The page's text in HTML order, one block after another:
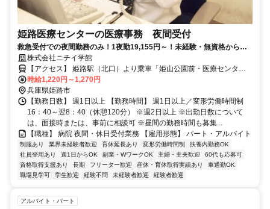
姫路医療センターの医療事務 夜間受付
救急受付での夜間勤務のみ！1夜勤19,155円～！未経験・無資格からの
お仕事スタートもOK！学生歓迎！
株式会社ニチイ学館
【アクセス】 姫路駅（北口）より乗車「姫山公園前・医療センタ
ー・美術館前」下車（約10分） ■住 所 兵庫県 姫路市 本町68番地 ■ア
クセス 姫路駅（北口）より乗車「姫山公園前・医療センター・美術
館前」下車（約10分）
時給1,220円～1,270円
兵庫県姫路市
【勤務日数】 週1日以上 【勤務時間】 週1日以上／変形労働時間制
16：40～翌8：40（休憩120分） ※週2日以上 ※出勤日数について
は、面接時または、事前に相談可 ※昼間の勤務時間も募集...
【職種】 病院 夜間・休日受付業務 【雇用形態】 パート・アルバイト
制服あり 業界未経験者歓迎 育休延長あり 変形労働時間制
扶養内勤務OK
社員登用あり
週1日からOK 副業・WワークOK 主婦・主夫歓迎
60代も応募可
資格取得支援あり
長期 フリーター歓迎 産休・育休取得実績あり
車通勤OK
職場見学可
学生歓迎 経験不問 未経験者歓迎 経験者歓迎
アルバイト・パート